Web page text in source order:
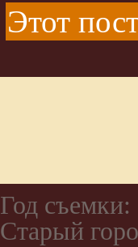
Этот
Год съемки:
Старый